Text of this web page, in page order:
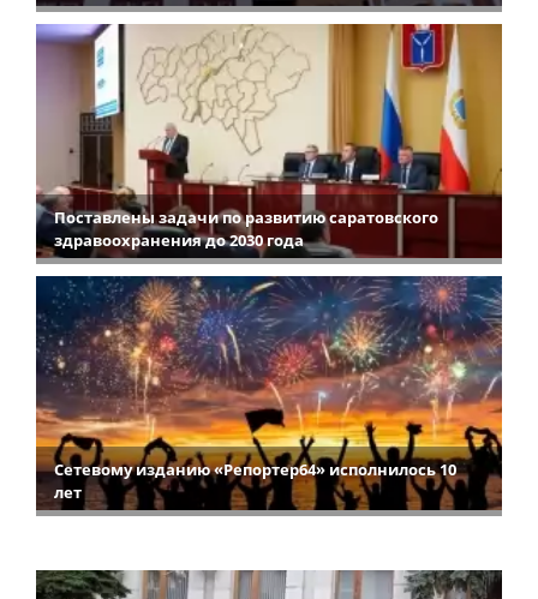
Поставлены задачи по развитию саратовского
здравоохранения до 2030 года
Сетевому изданию «Репортер64» исполнилось 10
лет